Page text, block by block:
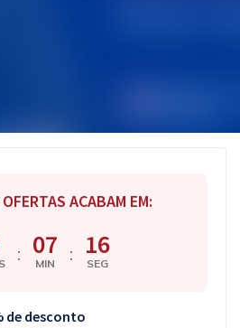
ACABAM EM:
: 07
MIN : 15
SEG
de desconto